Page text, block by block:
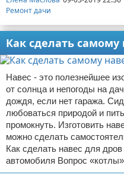
Ремонт дачи
Как сделать самому
Навес - это полезнейшее
от солнца и непогоды на
дождя, если нет гаража.
любоваться природой и
промокнуть. Изготовить
можно сделать
Как сделать навес для
автомобиля Вопрос «котлы»